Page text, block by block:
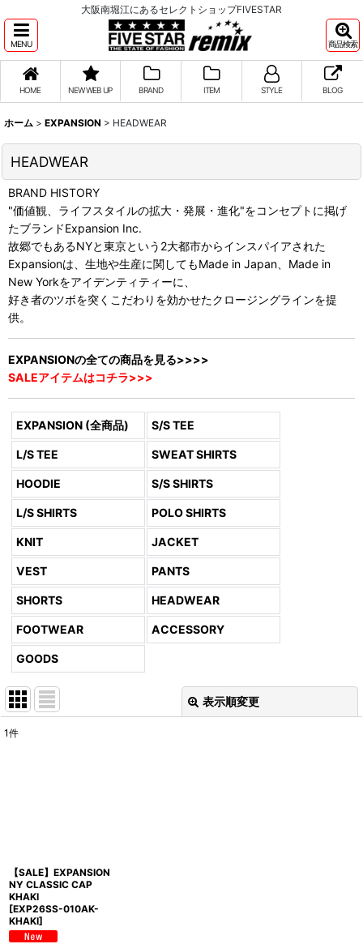
大阪南堀江にあるセレクトショップFIVESTAR
MENU 商品検索
HOME NEW WEB UP BRAND ITEM STYLE BLOG
ホーム > EXPANSION > HEADWEAR
HEADWEAR
BRAND HISTORY
"価値観、ライフスタイルの拡大・発展・進化"をコンセプトに掲げ
たブランドExpansion Inc.
故郷でもあるNYと東京という2大都市からインスパイアされた
Expansionは、生地や生産に関してもMade in Japan、Made in
New Yorkをアイデンティティーに、
好き者のツボを突くこだわりを効かせたクロージングラインを提
供。
EXPANSIONの全ての商品を見る>>>>
SALEアイテムはコチラ>>>
EXPANSION (全商品) S/S TEE
L/S TEE SWEAT SHIRTS
HOODIE S/S SHIRTS
L/S SHIRTS POLO SHIRTS
KNIT JACKET
VEST PANTS
SHORTS HEADWEAR
FOOTWEAR ACCESSORY
GOODS
表示順変更
1件
【SALE】EXPANSION
NY CLASSIC CAP
KHAKI
[EXP26SS-010AK-
KHAKI]